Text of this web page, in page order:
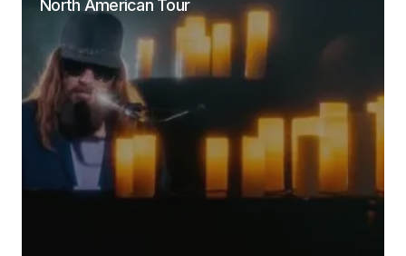
North American Tour